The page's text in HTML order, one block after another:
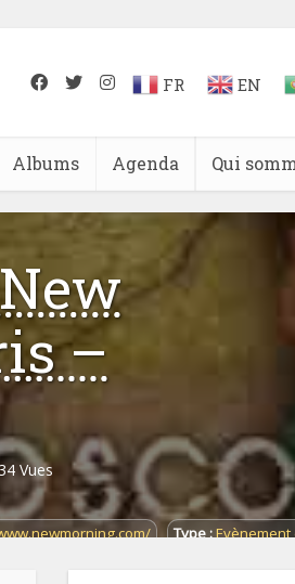
FR EN
Albums Agenda Qui
–
Vues
Type :Evènement